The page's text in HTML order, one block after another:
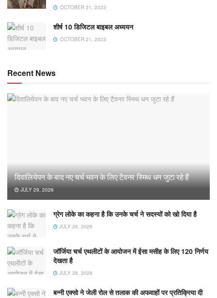
OCTOBER 31, 2023
शीर्ष 10 डिजिटल बाइबल अध्ययन
OCTOBER 21, 2023
Recent News
दिवालियेपन के बाद नए चर्च भवन के लिए टैवनर स्मिथ धन जुटा रहे हैं
JULY 29, 2026
ग्रेग लोके का कहना है कि उनके चर्च ने सदस्यों को खो दिया है
JULY 28, 2026
जॉर्जिया चर्च एथलीटों के आयोजन में ईसा मसीह के लिए 120 निर्णय
देखता है
JULY 28, 2026
बन्नी एक्सो ने जेली रोल से तलाक की अफवाहों पर प्रतिक्रिया दी